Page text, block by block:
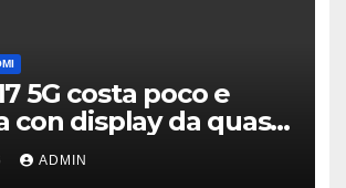
5G costa poco e
con display da quasi
batteria enorme
ADMIN